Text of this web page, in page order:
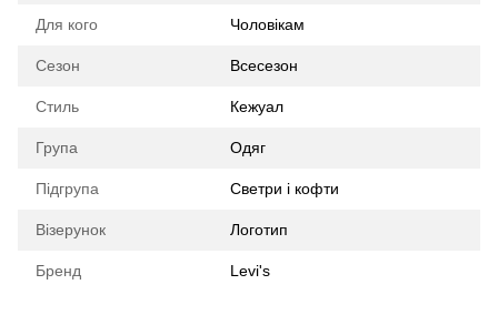
Для кого Чоловікам
Сезон Всесезон
Стиль Кежуал
Група Одяг
Підгрупа Светри і кофти
Візерунок Логотип
Бренд Levi's